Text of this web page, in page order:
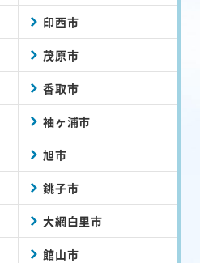
印西市
茂原市
香取市
袖ヶ浦市
旭市
銚子市
大網白里市
館山市